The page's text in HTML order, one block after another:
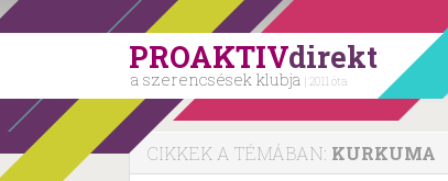
PROAKTIVdirekt
a szerencsések klubja | 2011 óta
CIKKEK A TÉMÁBAN: KURKUMA